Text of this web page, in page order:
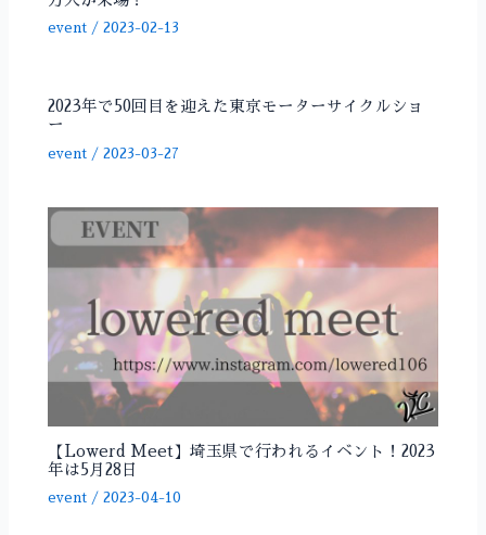
event /2023-02-13
2023年で50回目を迎えた東京モーターサイクルショ
ー
event / 2023-03-27
【Lowerd Meet】埼玉県で行われるイベント！2023
年は5月28日
event /2023-04-10